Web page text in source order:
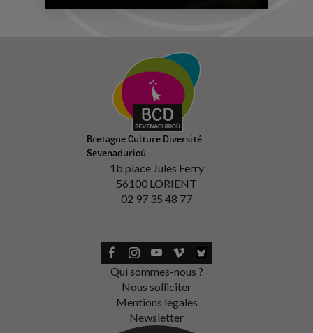
Bretagne Culture Diversité
Sevenadurioù
1b place Jules Ferry
56100 LORIENT
02 97 35 48 77
Qui sommes-nous ?
Nous solliciter
Mentions légales
Newsletter